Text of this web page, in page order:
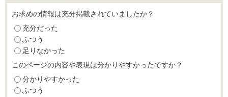
お求めの情報は充分掲載されていましたか？
充分だった
ふつう
足りなかった
このページの内容や表現は分かりやすかったですか？
分かりやすかった
ふつう